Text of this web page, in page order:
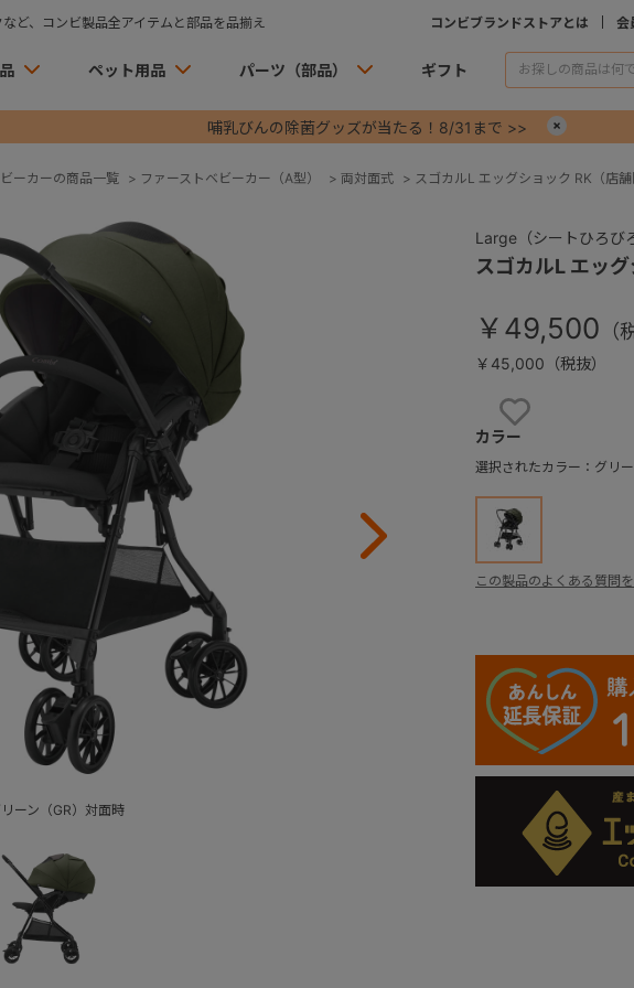
ど、コンビ製品全アイテムと部品を品揃え コンビブランドストアとは 会
ペット用品 パーツ（部品） ギフト
哺乳びんの除菌グッズが当たる！8/31まで >>
ーカーの商品一覧 > ファーストベビーカー（A型） > 両対面式 > スゴカルL エッグショック RK（店
ーン（GR）対面時
Large（シートひろび
スゴカルL エッ
￥49,500
￥45,000（税抜）
カラー
選択されたカラー：グリ
この製品のよくある質問